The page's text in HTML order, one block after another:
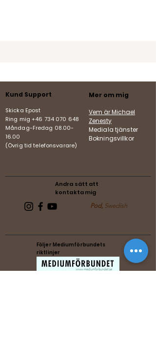
Kund Support
Skicka Epost
Ring mig +46 734 070 648
Måndag-Fredag 08.00-
16.00
(Övrig tid telefonsvarare)
Mer om mig
Vem är Michael
Zenesty
Mediala tjänster
Bokningsvillkor
Andra sätt att
kontakta mig
Pod, Swedish
Följer Mediumförbundets
riktlinjer